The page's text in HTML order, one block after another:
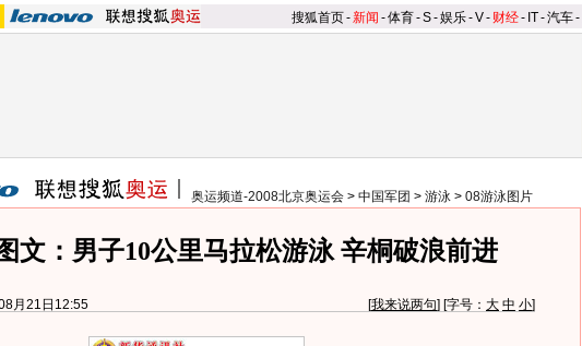
搜狐首页-新闻 -体育-S-娱乐-V- 财经- IT-汽车-
奥运频道-2008北京奥运会 > 中国军团 > 游泳 > 08游泳图片
文：男子10公里马拉松游泳 辛桐破浪前进
月21日12:55 [我来说两句] [字号： 大 中 小]